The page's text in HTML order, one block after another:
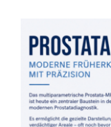
Aktuelles
Termin/